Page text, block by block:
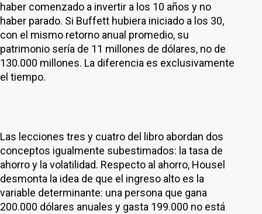
haber comenzado a invertir a los 10 años y no
haber parado. Si Buffett hubiera iniciado a los 30,
con el mismo retorno anual promedio, su
patrimonio sería de 11 millones de dólares, no de
130.000 millones. La diferencia es exclusivamente
el tiempo.
Las lecciones tres y cuatro del libro abordan dos
conceptos igualmente subestimados: la tasa de
ahorro y la volatilidad. Respecto al ahorro, Housel
desmonta la idea de que el ingreso alto es la
variable determinante: una persona que gana
200.000 dólares anuales y gasta 199.000 no está